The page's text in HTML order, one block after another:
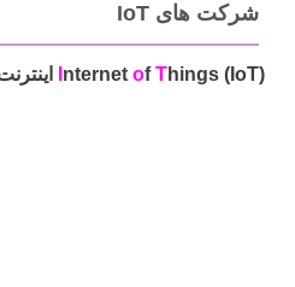
شرکت های IoT
nternet ofThings (IoT) اینترنت اشیاء